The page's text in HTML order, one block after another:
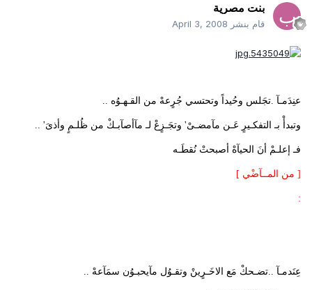
بنت مصرية
قام بنشر April 3, 2008
عنِدَمـآ .تجَلس وحُيداً وتحتسي جُرٍعهْ من القـهـوُه ..
وتبدأْ بـ التفكـيرٍ عَـن مآمضـىْ' وتجَـزٍعْ لـ مآأصآبـكْ من ظُلـمٍ وأذىَ' ..
فـ إعلـمْ أنَ الحيآهْ أصبحتْ نُقطَـه
[ من المــآضْي ]
عِنَدمـآ ..تضـحكْ مَع الاخَـرٍينْ وتقـوُل مآيحبـوُن سمَآعهْ ..